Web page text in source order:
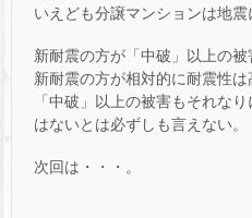
いえども分譲マンションは地震
新耐震の方が「中破」以上の
新耐震の方が相対的に耐震性
「中破」以上の被害もそれな
はないとは必ずしも言えない。
次回は・・・。